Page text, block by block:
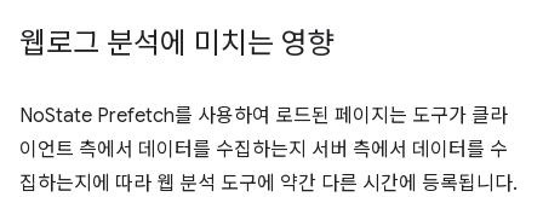
웹로그 분석에 미치는 영향
NoState Prefetch를 사용하여 로드된 페이지는 도구가 클라
이언트 측에서 데이터를 수집하는지 서버 측에서 데이터를 수
집하는지에 따라 웹 분석 도구에 약간 다른 시간에 등록됩니다.